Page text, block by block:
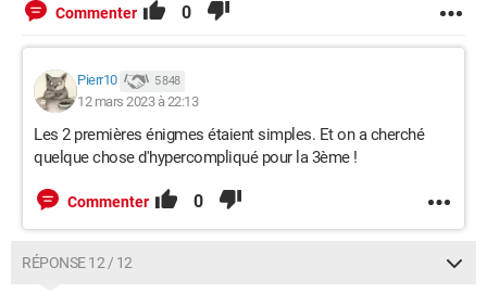
Commenter 0
Pierr10 5 848
12 mars 2023 à 22:13
Les 2 premières énigmes étaient simples. Et on a cherché
quelque chose d'hypercompliqué pour la 3ème !
Commenter 0
RÉPONSE 12 / 12